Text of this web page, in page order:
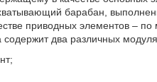
барабан,
приводных элементов –
два различных